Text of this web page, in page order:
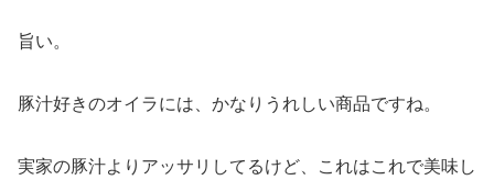
旨い。
豚汁好きのオイラには、かなりうれしい商品ですね。
実家の豚汁よりアッサリしてるけど、これはこれで美味し